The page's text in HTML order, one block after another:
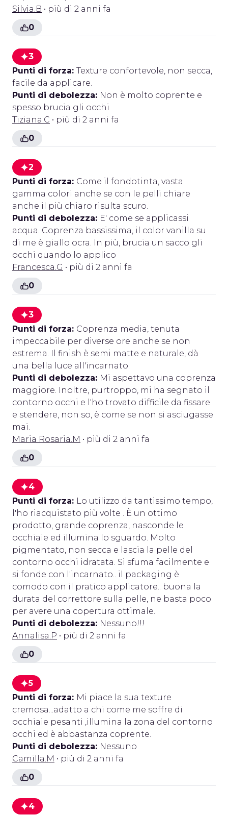
Silvia.B • più di 2 anni fa
0
3
Punti di forza: Texture confortevole, non secca,
facile da applicare.
Punti di debolezza: Non è molto coprente e
spesso brucia gli occhi
Tiziana.C • più di 2 anni fa
0
2
Punti di forza: Come il fondotinta, vasta
gamma colori anche se con le pelli chiare
anche il più chiaro risulta scuro.
Punti di debolezza: E' come se applicassi
acqua. Coprenza bassissima, il color vanilla su
di me è giallo ocra. In più, brucia un sacco gli
occhi quando lo applico
Francesca.G • più di 2 anni fa
0
3
Punti di forza: Coprenza media, tenuta
impeccabile per diverse ore anche se non
estrema. Il finish è semi matte e naturale, dà
una bella luce all'incarnato.
Punti di debolezza: Mi aspettavo una coprenza
maggiore. Inoltre, purtroppo, mi ha segnato il
contorno occhi e l'ho trovato difficile da fissare
e stendere, non so, è come se non si asciugasse
mai.
Maria Rosaria.M • più di 2 anni fa
0
4
Punti di forza: Lo utilizzo da tantissimo tempo,
l'ho riacquistato più volte . È un ottimo
prodotto, grande coprenza, nasconde le
occhiaie ed illumina lo sguardo. Molto
pigmentato, non secca e lascia la pelle del
contorno occhi idratata. Si sfuma facilmente e
si fonde con l'incarnato.. il packaging è
comodo con il pratico applicatore.. buona la
durata del correttore sulla pelle, ne basta poco
per avere una copertura ottimale.
Punti di debolezza: Nessuno!!!
Annalisa.P • più di 2 anni fa
0
5
Punti di forza: Mi piace la sua texture
cremosa...adatto a chi come me soffre di
occhiaie pesanti ,illumina la zona del contorno
occhi ed è abbastanza coprente.
Punti di debolezza: Nessuno
Camilla.M • più di 2 anni fa
0
4